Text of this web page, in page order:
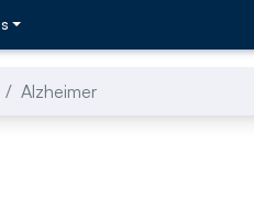
Alzheimer